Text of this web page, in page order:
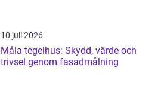
10 juli 2026
Måla tegelhus: Skydd, värde och
trivsel genom fasadmålning